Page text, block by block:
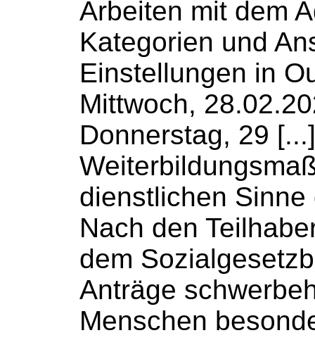
Arbeiten mit dem
Kategorien und
Einstellungen in
Mittwoch,
Donnerstag, 29
dienstlichen
Nach den
dem
Anträge
Menschen